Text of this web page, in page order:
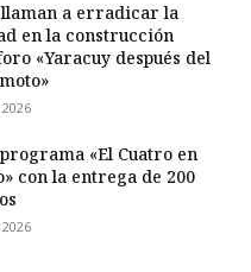
a erradicar la
en la construcción
«Yaracuy después del
«El Cuatro en
con la entrega de 200